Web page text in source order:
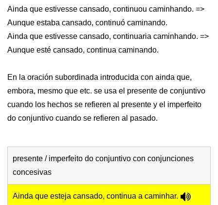
Ainda que estivesse cansado, continuou caminhando. =>
Aunque estaba cansado, continuó caminando.
Ainda que estivesse cansado, continuaria caminhando. =>
Aunque esté cansado, continua caminando.
En la oración subordinada introducida con ainda que,
embora, mesmo que etc. se usa el presente de conjuntivo
cuando los hechos se refieren al presente y el imperfeito
do conjuntivo cuando se refieren al pasado.
presente / imperfeito do conjuntivo con conjunciones
concesivas
Ainda que esteja cansado, continua a caminhar.